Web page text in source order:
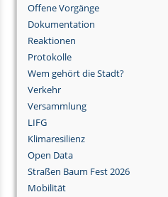
Offene Vorgänge
Dokumentation
Reaktionen
Protokolle
Wem gehört die Stadt?
Verkehr
Versammlung
LIFG
Klimaresilienz
Open Data
Straßen Baum Fest 2026
Mobilität